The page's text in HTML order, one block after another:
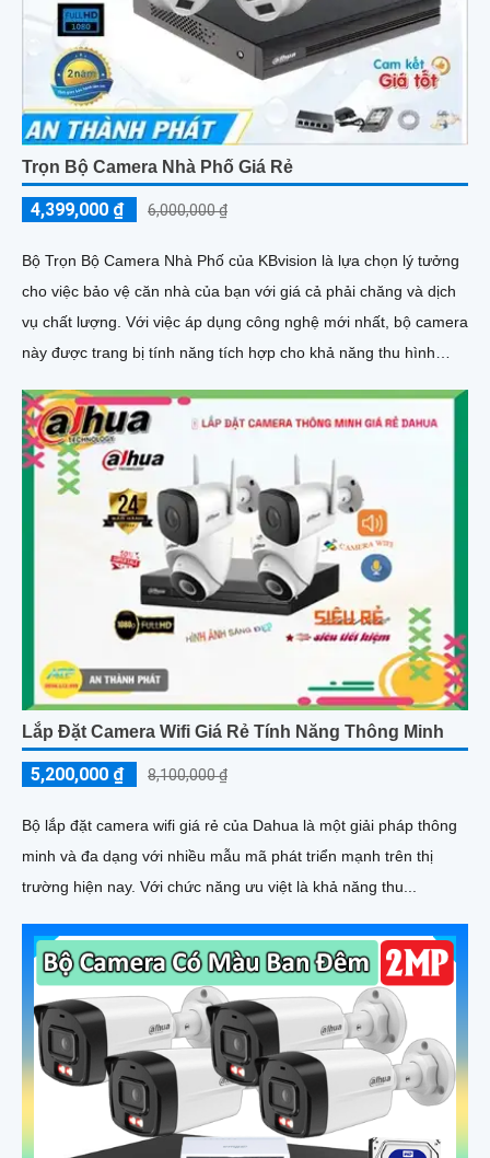
Trọn Bộ Camera Nhà Phố Giá Rẻ
4,399,000 ₫ 6,000,000 ₫
Bộ Trọn Bộ Camera Nhà Phố của KBvision là lựa chọn lý tưởng
cho việc bảo vệ căn nhà của bạn với giá cả phải chăng và dịch
vụ chất lượng. Với việc áp dụng công nghệ mới nhất, bộ camera
này được trang bị tính năng tích hợp cho khả năng thu hình
Lắp Đặt Camera Wifi Giá Rẻ Tính Năng Thông Minh
5,200,000 ₫ 8,100,000 ₫
Bộ lắp đặt camera wifi giá rẻ của Dahua là một giải pháp thông
minh và đa dạng với nhiều mẫu mã phát triển mạnh trên thị
trường hiện nay. Với chức năng ưu việt là khả năng thu...